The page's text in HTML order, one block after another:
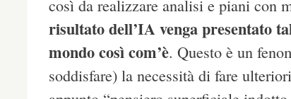
così da realizzare analisi e piani con
risultato dell’IA venga presentato
mondo così com’è. Questo è un
soddisfare) la necessità di fare